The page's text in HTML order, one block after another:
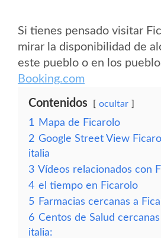
Si tienes pensado visitar
mirar la disponibilidad de
este pueblo o en los
Booking.com
Contenidos ocultar
1
Mapa de Ficarolo
2 Google Street View
italia
3 Vídeos relacionados con
4 el tiempo en Ficarolo
5 Farmacias cercanas a
6 Centos de Salud
italia: